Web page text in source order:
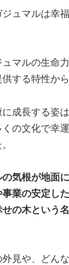
ュマルは幸
マルの生命
する特性から
成長する姿
の文化で幸
気根が地面
業の安定し
の木という
外見や、どん